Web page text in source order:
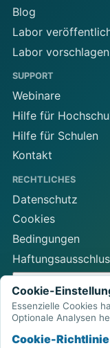
Blog
Labor
Labor vorschlagen
SUPPORT
Webinare
Hilfe für
Hilfe für Schulen
Kontakt
RECHTLICHES
Datenschutz
Cookies
Bedingungen
LabsLand
Browserbasierter
Cookie-
Essenzielle Cookies
Optionale Analysen
Cookie-Richtlinie